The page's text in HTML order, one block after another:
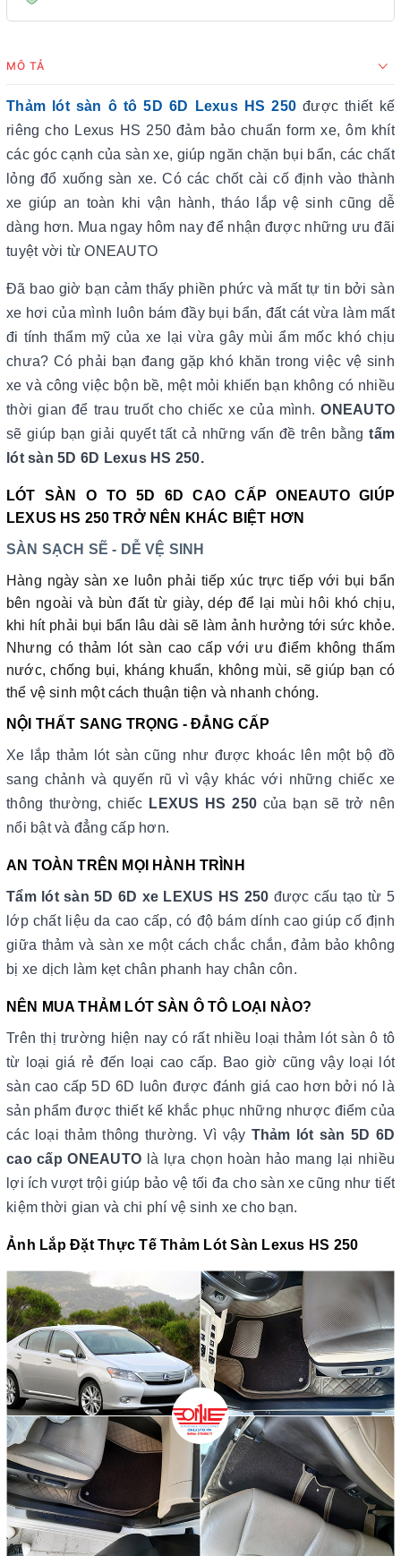
MÔ TẢ
Thảm lót sàn ô tô 5D 6D Lexus HS 250 được thiết kế
riêng cho Lexus HS 250 đảm bảo chuẩn form xe, ôm khít
các góc cạnh của sàn xe, giúp ngăn chặn bụi bẩn, các chất
lỏng đổ xuống sàn xe. Có các chốt cài cố định vào thành
xe giúp an toàn khi vận hành, tháo lắp vệ sinh cũng dễ
dàng hơn. Mua ngay hôm nay để nhận được những ưu đãi
tuyệt vời từ ONEAUTO
Đã bao giờ bạn cảm thấy phiền phức và mất tự tin bởi sàn
xe hơi của mình luôn bám đầy bụi bẩn, đất cát vừa làm mất
đi tính thẩm mỹ của xe lại vừa gây mùi ẩm mốc khó chịu
chưa? Có phải bạn đang gặp khó khăn trong việc vệ sinh
xe và công việc bộn bề, mệt mỏi khiến bạn không có nhiều
thời gian để trau truốt cho chiếc xe của mình. ONEAUTO
sẽ giúp bạn giải quyết tất cả những vấn đề trên bằngtấm
lót sàn 5D 6D Lexus HS 250.
LÓT SÀN O TO 5D 6D CAO CẤP ONEAUTO GIÚP
LEXUS HS 250 TRỞ NÊN KHÁC BIỆT HƠN
SÀN SẠCH SẼ - DỄ VỆ SINH
Hàng ngày sàn xe luôn phải tiếp xúc trực tiếp với bụi bẩn
bên ngoài và bùn đất từ giày, dép để lại mùi hôi khó chịu,
khi hít phải bụi bẩn lâu dài sẽ làm ảnh hưởng tới sức khỏe.
Nhưng có thảm lót sàn cao cấp với ưu điểm không thấm
nước, chống bụi, kháng khuẩn, không mùi, sẽ giúp bạn có
thể vệ sinh một cách thuận tiện và nhanh chóng.
NỘI THẤT SANG TRỌNG - ĐẲNG CẤP
Xe lắp thảm lót sàn cũng như được khoác lên một bộ đồ
sang chảnh và quyến rũ vì vậy khác với những chiếc xe
thông thường, chiếc LEXUS HS 250 của bạn sẽ trở nên
nổi bật và đẳng cấp hơn.
AN TOÀN TRÊN MỌI HÀNH TRÌNH
Tẩm lót sàn 5D 6D xe LEXUS HS 250 được cấu tạo từ 5
lớp chất liệu da cao cấp, có độ bám dính cao giúp cố định
giữa thảm và sàn xe một cách chắc chắn, đảm bảo không
bị xe dịch làm kẹt chân phanh hay chân côn.
NÊN MUA THẢM LÓT SÀN Ô TÔ LOẠI NÀO?
Trên thị trường hiện nay có rất nhiều loại thảm lót sàn ô tô
từ loại giá rẻ đến loại cao cấp. Bao giờ cũng vậy loại lót
sàn cao cấp 5D 6D luôn được đánh giá cao hơn bởi nó là
sản phẩm được thiết kế khắc phục những nhược điểm của
các loại thảm thông thường. Vì vậy Thảm lót sàn 5D 6D
cao cấp ONEAUTO là lựa chọn hoàn hảo mang lại nhiều
lợi ích vượt trội giúp bảo vệ tối đa cho sàn xe cũng như tiết
kiệm thời gian và chi phí vệ sinh xe cho bạn.
Ảnh Lắp Đặt Thực Tế Thảm Lót Sàn Lexus HS 250